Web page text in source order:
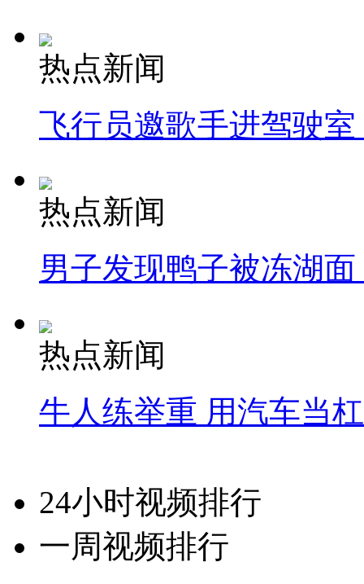
热点新闻
飞行员邀歌手进驾驶
热点新闻
男子发现鸭子被冻湖
热点新闻
牛人练举重 用汽车当
24小时视频排行
一周视频排行